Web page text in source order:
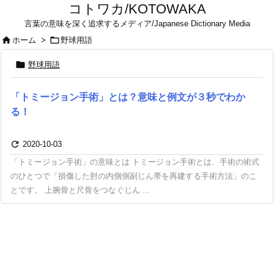
コトワカ/KOTOWAKA
言葉の意味を深く追求するメディア/Japanese Dictionary Media
ホーム > 野球用語
 野球用語
「トミージョン手術」とは？意味と例文が３秒でわか
る！
 2020-10-03
「トミージョン手術」の意味とは トミージョン手術とは、手術の術式
のひとつで「損傷した肘の内側側副じん帯を再建する手術方法」のこ
とです。 上腕骨と尺骨をつなぐじん ...